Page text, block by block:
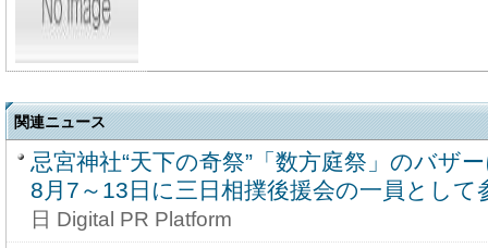
関連ニュース
忌宮神社“天下の奇祭”「数方庭祭」のバザ
8月7～13日に三日相撲後援会の一員として
日 Digital PR Platform